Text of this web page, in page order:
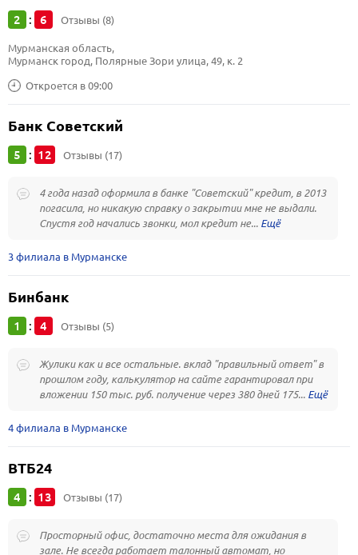
2 : 6 Отзывы (8)
Откроется в 09:00
Мурманская область,
Мурманск город, Полярные Зори улица, 49, к. 2
Банк Советский
5 : 12 Отзывы (17)
4 года назад оформила в банке "Советский" кредит, в 2013
погасила, но никакую справку о закрытии мне не выдали.
Спустя год начались звонки, мол кредит не...
3 филиала в Мурманске
Бинбанк
1 : 4 Отзывы (5)
Жулики как и все остальные. вклад "правильный ответ" в
прошлом году, калькулятор на сайте гарантировал при
вложении 150 тыс. руб. получение через 380 дней 175...
4 филиала в Мурманске
ВТБ24
4 : 13 Отзывы (17)
Просторный офис, достаточно места для ожидания в
зале. Не всегда работает талонный автомат, но